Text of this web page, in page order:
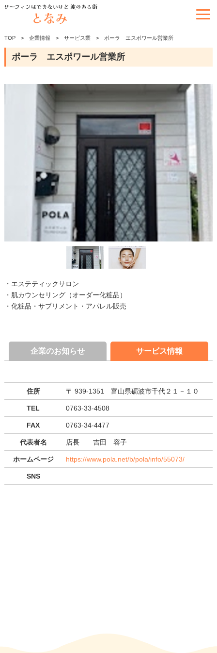
TOP 企業情報 サービス業 ポーラ エスポワール営業所
ポーラ エスポワール営業所
・エステティックサロン
・肌カウンセリング（オーダー化粧品）
・化粧品・サプリメント・アパレル販売
企業のお知らせ サービス情報
住所 〒 939-1351 富山県砺波市千代２１－１０
TEL 0763-33-4508
FAX 0763-34-4477
代表者名 店長 吉田 容子
ホームページ https://www.pola.net/b/pola/info/55073/
SNS